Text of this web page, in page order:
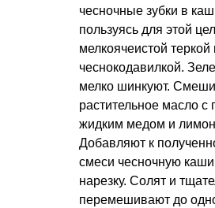
чесночные зубки в
пользуясь для этой
мелкоячеистой теркой
чеснокодавилкой.
мелко шинкуют.
растительное масло с
жидким медом и
Добавляют к
смеси чесночную
нарезку. Солят и
перемешивают до